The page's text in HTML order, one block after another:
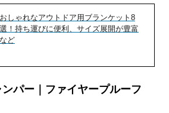
おしゃれなアウトドア用ブランケット8
選！持ち運びに便利、サイズ展開が豊富
など
パー｜ファイヤープルーフ